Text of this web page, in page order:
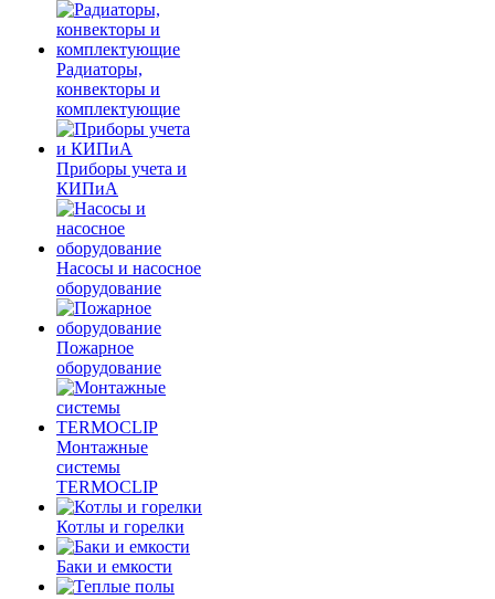
Радиаторы,
конвекторы и
комплектующие
Приборы учета и
КИПиА
Насосы и насосное
оборудование
Пожарное
оборудование
Монтажные
системы
TERMOCLIP
Котлы и горелки
Баки и емкости